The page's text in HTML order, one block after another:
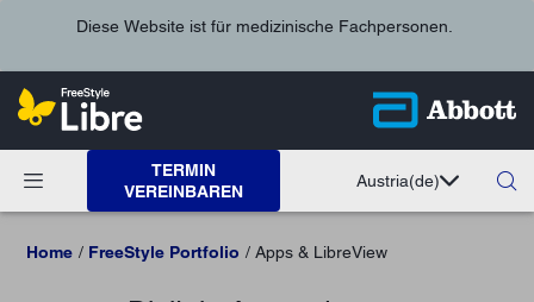
Diese Website ist für medizinische Fachpersonen.
TERMIN
VEREINBAREN
Austria(de)
Home FreeStyle Portfolio Apps & LibreView